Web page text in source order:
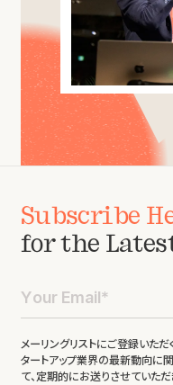
Subscribe
for the
メーリングリストにご登録いた
タートアップ業界の最新動向に
て、定期的にお送りさせていただ